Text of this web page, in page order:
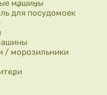
машины
для посудомоек
/ морозильники